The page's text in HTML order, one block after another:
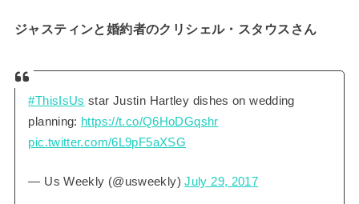
ジャスティンと婚約者のクリシェル・スタウスさん
#ThisIsUs star Justin Hartley dishes on wedding
planning: https://t.co/Q6HoDGqshr
pic.twitter.com/6L9pF5aXSG
— Us Weekly (@usweekly)July 29, 2017